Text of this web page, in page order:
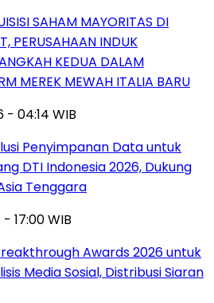
SAHAM MAYORITAS DI
PERUSAHAAN INDUK
KEDUA DALAM
MEREK MEWAH ITALIA BARU
- 04:14 WIB
Penyimpanan Data untuk
DTI Indonesia 2026, Dukung
Tenggara
17:00 WIB
Awards 2026 untuk
Media Sosial, Distribusi Siaran